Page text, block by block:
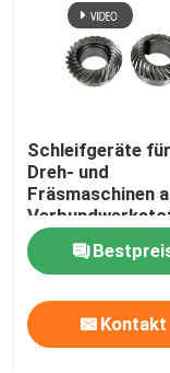
Schleifgeräte
Dreh- und
Fräsmaschinen
Kontakt